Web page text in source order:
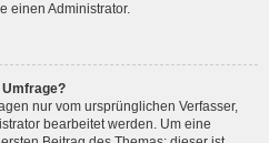
einen Administrator.
nur vom ursprünglichen Verfasser,
bearbeitet werden. Um eine